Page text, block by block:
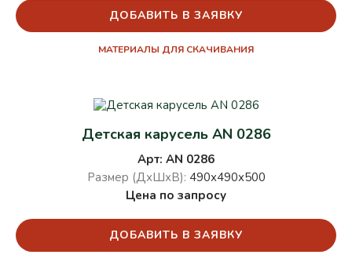
ДОБАВИТЬ В ЗАЯВКУ
МАТЕРИАЛЫ ДЛЯ СКАЧИВАНИЯ
Детская карусель AN 0286
Арт: AN 0286
Размер (ДхШхВ): 490х490х500
Цена по запросу
ДОБАВИТЬ В ЗАЯВКУ